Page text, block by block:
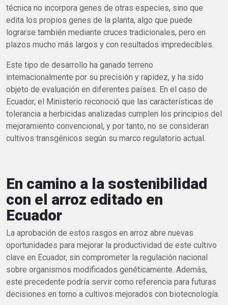
técnica no incorpora genes de otras especies, sino que
edita los propios genes de la planta, algo que puede
lograrse también mediante cruces tradicionales, pero en
plazos mucho más largos y con resultados impredecibles.
Este tipo de desarrollo ha ganado terreno
internacionalmente por su precisión y rapidez, y ha sido
objeto de evaluación en diferentes países. En el caso de
Ecuador, el Ministerio reconoció que las características de
tolerancia a herbicidas analizadas cumplen los principios del
mejoramiento convencional, y por tanto, no se consideran
cultivos transgénicos según su marco regulatorio actual.
En camino a la sostenibilidad
con el arroz editado en
Ecuador
La aprobación de estos rasgos en arroz abre nuevas
oportunidades para mejorar la productividad de este cultivo
clave en Ecuador, sin comprometer la regulación nacional
sobre organismos modificados genéticamente. Además,
este precedente podría servir como referencia para futuras
decisiones en torno a cultivos mejorados con biotecnología.